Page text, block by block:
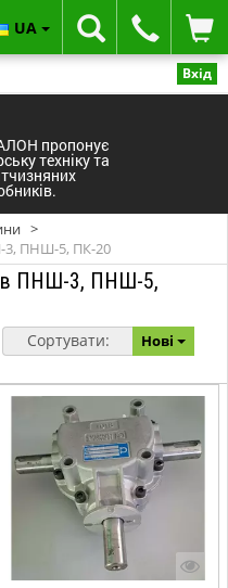
Вхід
пропонує
техніку та
UA
>
3, ПНШ-5, ПК-20
ПНШ-3, ПНШ-5,
Сортувати: Нові